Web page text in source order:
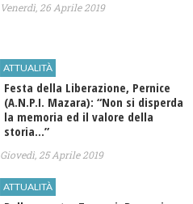
Venerdì, 26 Aprile 2019
ATTUALITÀ
Festa della Liberazione, Pernice
(A.N.P.I. Mazara): “Non si disperda
la memoria ed il valore della
storia…”
Giovedì, 25 Aprile 2019
ATTUALITÀ